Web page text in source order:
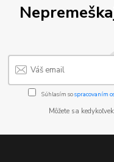
Súhlasím sospracovaním
Môžete sa